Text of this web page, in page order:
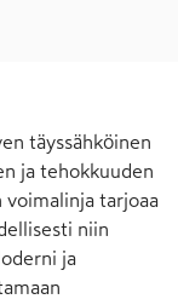
täyssähköinen
ja tehokkuuden
voimalinja tarjoaa
niin
ja